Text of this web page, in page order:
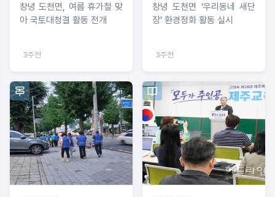
창녕 도천면, 여름 휴가철 맞
아 국토대청결 활동 전개
3주전
창녕 도천면 ‘우리동네 새단
장’ 환경정화 활동 실시
3주전